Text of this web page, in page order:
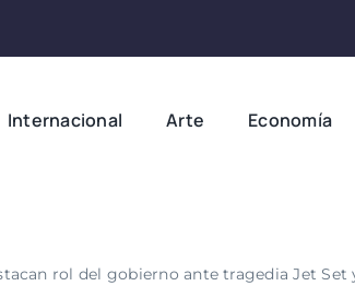
Internacional Arte Economía
rol del gobierno ante tragedia Jet